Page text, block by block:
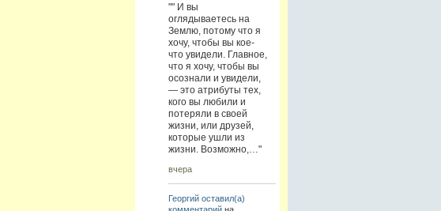
"" И вы
оглядываетесь на
Землю, потому что я
хочу, чтобы вы кое-
что увидели. Главное,
что я хочу, чтобы вы
осознали и увидели,
— это атрибуты тех,
кого вы любили и
потеряли в своей
жизни, или друзей,
которые ушли из
жизни. Возможно,…"
вчера
Георгий оставил(а)